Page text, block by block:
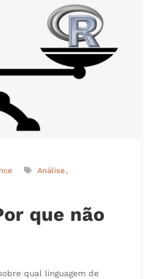
Análise
que não
qual linguagem de